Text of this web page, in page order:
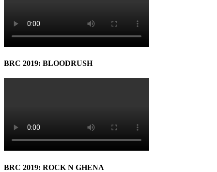
BRC 2019: BLOODRUSH
BRC 2019: ROCK N GHENA